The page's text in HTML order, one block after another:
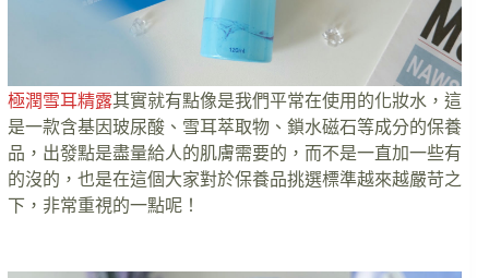
極潤雪耳精露其實就有點像是我們平常在使用的化妝水，這
是一款含基因玻尿酸、雪耳萃取物、鎖水磁石等成分的保養
品，出發點是盡量給人的肌膚需要的，而不是一直加一些有
的沒的，也是在這個大家對於保養品挑選標準越來越嚴苛之
下，非常重視的一點呢！